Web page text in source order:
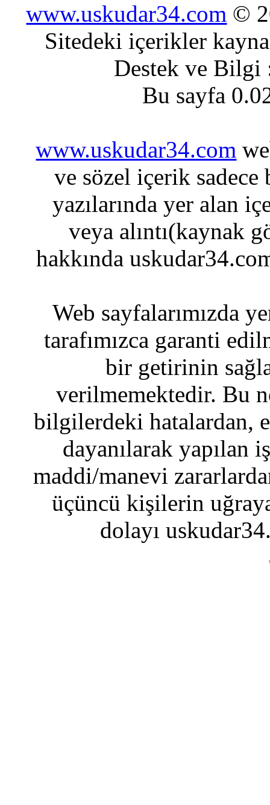
www.uskudar34.com ©
Sitedeki içerikler
Destek ve
Bu sayfa
www.uskudar34.com
ve sözel içerik sadece
yazılarında yer alan
veya alıntı(kaynak
hakkında
Web sayfalarımızda
tarafımızca garanti
bir getirinin
verilmemektedir. Bu
bilgilerdeki hatalardan,
dayanılarak yapılan
maddi/manevi
üçüncü kişilerin
dolayı